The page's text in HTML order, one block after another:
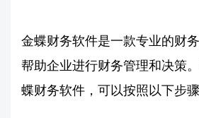
金蝶财务软件是一款专业的财
帮助企业进行财务管理和决策
蝶财务软件，可以按照以下步骤